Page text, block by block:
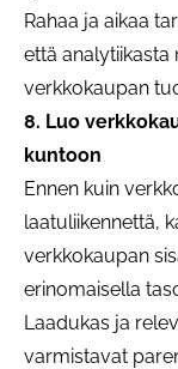
Rahaa ja aikaa
että analytiikasta
verkkokaupan
8. Luo
kuntoon
Ennen kuin
laatuliikennettä,
verkkokaupan
erinomaisella
Laadukas ja
varmistavat